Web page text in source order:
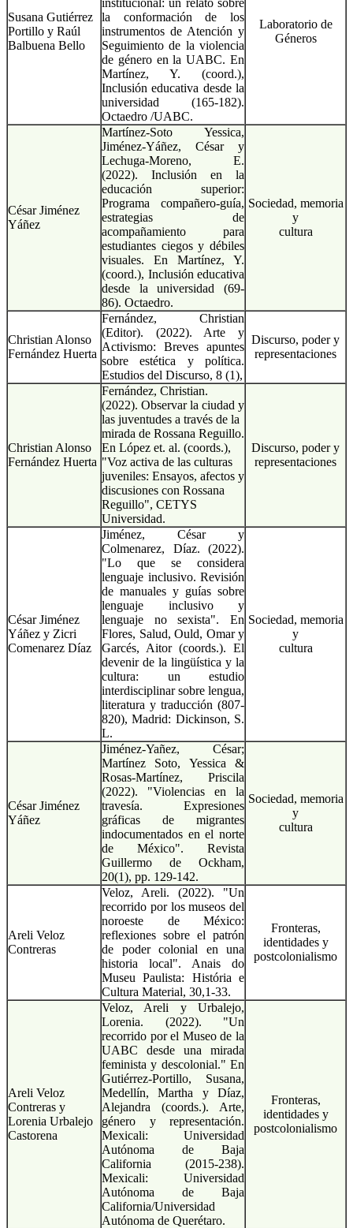
Susana Gutiérrez
Portillo y Raúl
Balbuena Bello
la conformación de los
instrumentos de Atención y
Seguimiento de la violencia
de género en la UABC. En
Martínez, Y. (coord.),
Inclusión educativa desde la
universidad (165-182).
Octaedro /UABC.
Laboratorio de
Géneros
César Jiménez
Yáñez
Martínez-Soto Yessica,
Jiménez-Yáñez, César y
Lechuga-Moreno, E.
(2022). Inclusión en la
educación superior:
Programa compañero-guía,
estrategias de
acompañamiento para
estudiantes ciegos y débiles
visuales. En Martínez, Y.
(coord.), Inclusión educativa
desde la universidad (69-
86). Octaedro.
Sociedad, memoria
y
cultura
Christian Alonso
Fernández Huerta
Fernández, Christian
(Editor). (2022). Arte y
Activismo: Breves apuntes
sobre estética y política.
Estudios del Discurso, 8 (1),
Discurso, poder y
representaciones
Christian Alonso
Fernández Huerta
Fernández, Christian.
(2022). Observar la ciudad y
las juventudes a través de la
mirada de Rossana Reguillo.
En López et. al. (coords.),
"Voz activa de las culturas
juveniles: Ensayos, afectos y
discusiones con Rossana
Reguillo", CETYS
Universidad.
Discurso, poder y
representaciones
César Jiménez
Yáñez y Zicri
Comenarez Díaz
Jiménez, César y
Colmenarez, Díaz. (2022).
"Lo que se considera
lenguaje inclusivo. Revisión
de manuales y guías sobre
lenguaje inclusivo y
lenguaje no sexista". En
Flores, Salud, Ould, Omar y
Garcés, Aitor (coords.). El
devenir de la lingüística y la
cultura: un estudio
interdisciplinar sobre lengua,
literatura y traducción (807-
820), Madrid: Dickinson, S.
L.
Sociedad, memoria
y
cultura
César Jiménez
Yáñez
Jiménez-Yañez, César;
Martínez Soto, Yessica &
Rosas-Martínez, Priscila
(2022). "Violencias en la
travesía. Expresiones
gráficas de migrantes
indocumentados en el norte
de México". Revista
Guillermo de Ockham,
20(1), pp. 129-142.
Sociedad, memoria
y
cultura
Areli Veloz
Contreras
Veloz, Areli. (2022). "Un
recorrido por los museos del
noroeste de México:
reflexiones sobre el patrón
de poder colonial en una
historia local". Anais do
Museu Paulista: História e
Cultura Material, 30,1-33.
Fronteras,
identidades y
postcolonialismo
Areli Veloz
Contreras y
Lorenia Urbalejo
Castorena
Veloz, Areli y Urbalejo,
Lorenia. (2022). "Un
recorrido por el Museo de la
UABC desde una mirada
feminista y descolonial." En
Gutiérrez-Portillo, Susana,
Medellín, Martha y Díaz,
Alejandra (coords.). Arte,
género y representación.
Mexicali: Universidad
Autónoma de Baja
California (2015-238).
Mexicali: Universidad
Autónoma de Baja
California/Universidad
Autónoma de Querétaro.
Fronteras,
identidades y
postcolonialismo